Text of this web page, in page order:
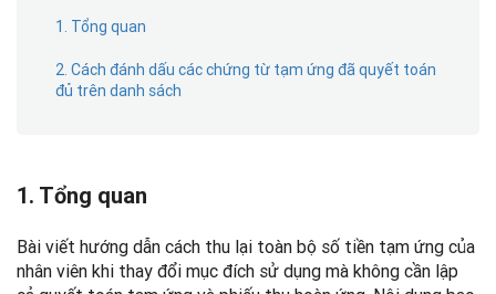
1. Tổng quan
2. Cách đánh dấu các chứng từ tạm ứng đã quyết toán
đủ trên danh sách
1. Tổng quan
Bài viết hướng dẫn cách thu lại toàn bộ số tiền tạm ứng của
nhân viên khi thay đổi mục đích sử dụng mà không cần lập